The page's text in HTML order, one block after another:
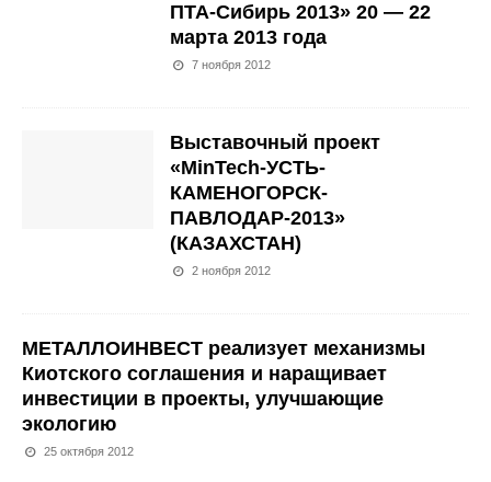
ПТА-Сибирь 2013» 20 — 22
марта 2013 года
7 ноября 2012
Выставочный проект
«MinTech-УСТЬ-
КАМЕНОГОРСК-
ПАВЛОДАР-2013»
(КАЗАХСТАН)
2 ноября 2012
МЕТАЛЛОИНВЕСТ реализует механизмы
Киотского соглашения и наращивает
инвестиции в проекты, улучшающие
экологию
25 октября 2012